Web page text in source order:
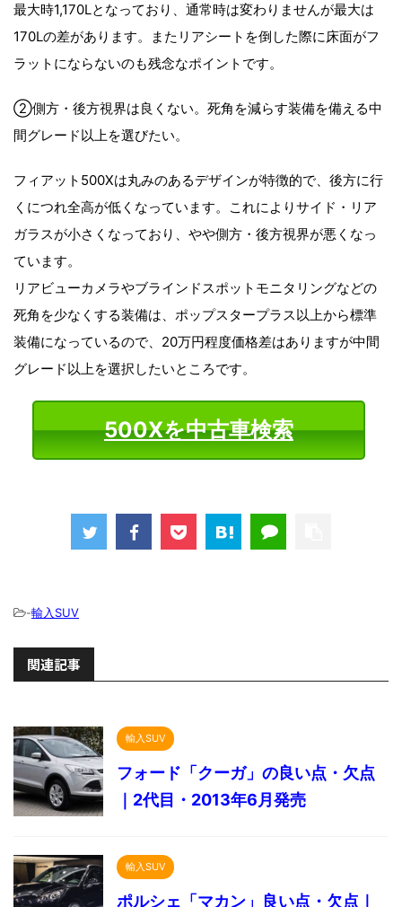
最大時1,170Lとなっており、通常時は変わりませんが最大は
170Lの差があります。またリアシートを倒した際に床面がフ
ラットにならないのも残念なポイントです。
②側方・後方視界は良くない。死角を減らす装備を備える中
間グレード以上を選びたい。
フィアット500Xは丸みのあるデザインが特徴的で、後方に行
くにつれ全高が低くなっています。これによりサイド・リア
ガラスが小さくなっており、やや側方・後方視界が悪くなっ
ています。
リアビューカメラやブラインドスポットモニタリングなどの
死角を少なくする装備は、ポップスタープラス以上から標準
装備になっているので、20万円程度価格差はありますが中間
グレード以上を選択したいところです。
500Xを中古車検索
-輸入SUV
関連記事
輸入SUV
フォード「クーガ」の良い点・欠点
｜2代目・2013年6月発売
輸入SUV
ポルシェ「マカン」良い点・欠点｜